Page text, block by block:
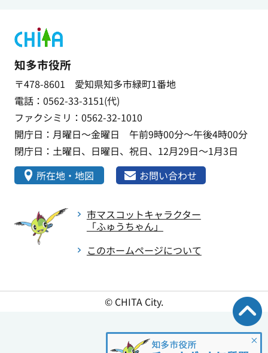
知多市役所
〒478-8601 愛知県知多市緑町1番地
電話：0562-33-3151(代)
ファクシミリ：0562-32-1010
開庁日：月曜日～金曜日 午前9時00分～午後4時00分
閉庁日：土曜日、日曜日、祝日、12月29日～1月3日
所在地・地図
お問い合わせ
市マスコットキャラクター
「ふゅうちゃん」
このホームページについて
© CHITA City.